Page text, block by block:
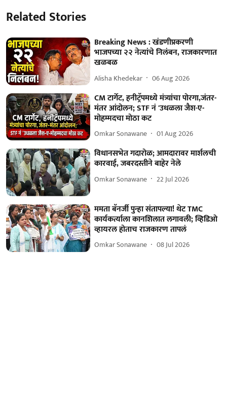
Related Stories
Breaking News : खंडणीप्रकरणी
भाजपच्या २२ नेत्यांचे निलंबन, राजकारणात
खळबळ
Alisha Khedekar 06 Aug 2026
CM टार्गेट, हनीट्रॅपमध्ये मंत्र्यांचा पोरगा,जंतर-
मंतर आंदोलन; STF नं 'उधळला जैश-ए-
मोहम्मदचा मोठा कट
Omkar Sonawane 01 Aug 2026
विधानसभेत गदारोळ; आमदारावर मार्शलची
कारवाई, जबरदस्तीने बाहेर नेले
Omkar Sonawane 22 Jul 2026
ममता बॅनर्जी पुन्हा संतापल्या! थेट TMC
कार्यकर्त्याला कानशिलात लगावली; व्हिडिओ
व्हायरल होताच राजकारण तापलं
Omkar Sonawane 08 Jul 2026